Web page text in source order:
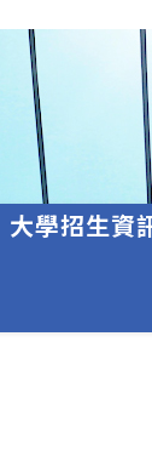
大學招生資